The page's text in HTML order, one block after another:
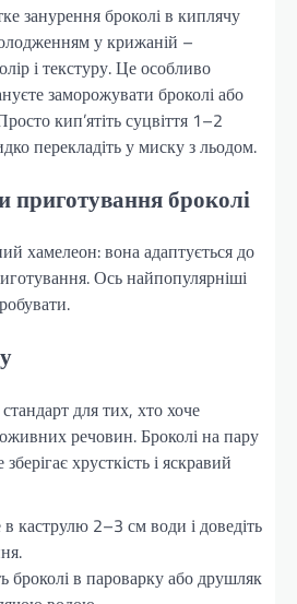
занурення броколі в киплячу
у крижаній –
і текстуру. Це особливо
заморожувати броколі або
кип’ятіть суцвіття 1–2
перекладіть у миску з льодом.
приготування броколі
хамелеон: вона адаптується до
Ось найпопулярніші
для тих, хто хоче
речовин. Броколі на пару
хрусткість і яскравий
каструлю 2–3 см води і доведіть
броколі в пароварку або друшляк